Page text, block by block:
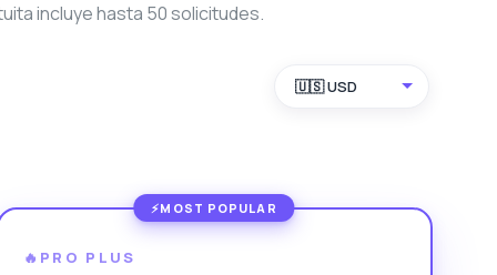
incluye hasta 50 solicitudes.
🇺🇸 USD
🔥PRO PLUS